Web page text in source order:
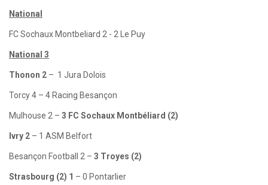
National
FC Sochaux Montbeliard 2 - 2 Le Puy
National 3
Thonon 2 – 1 Jura Dolois
Torcy 4 – 4 Racing Besançon
Mulhouse 2 – 3 FC Sochaux Montbéliard (2)
Ivry 2 – 1 ASM Belfort
Besançon Football 2 – 3 Troyes (2)
Strasbourg (2) 1 – 0 Pontarlier